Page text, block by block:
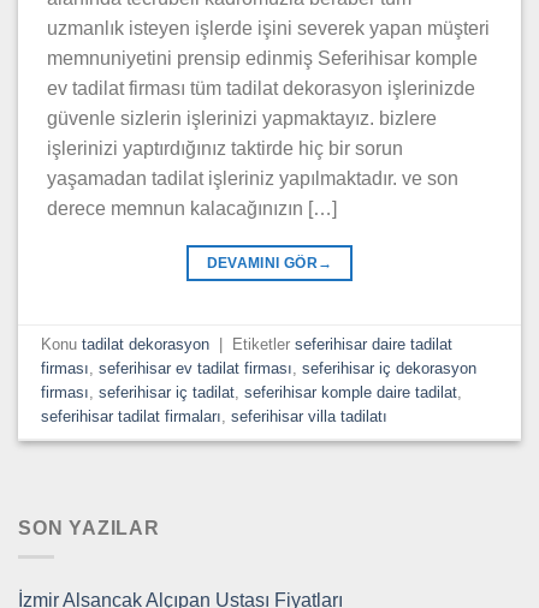
uzmanlık isteyen işlerde işini severek yapan müşteri
memnuniyetini prensip edinmiş Seferihisar komple
ev tadilat firması tüm tadilat dekorasyon işlerinizde
güvenle sizlerin işlerinizi yapmaktayız. bizlere
işlerinizi yaptırdığınız taktirde hiç bir sorun
yaşamadan tadilat işleriniz yapılmaktadır. ve son
derece memnun kalacağınızın […]
DEVAMINI GÖR →
Konutadilat dekorasyon Etiketlerseferihisar daire tadilat
firması ,seferihisar ev tadilat firması ,seferihisar iç dekorasyon
firması ,seferihisar iç tadilat ,seferihisar komple daire tadilat
seferihisar tadilat firmaları ,seferihisar villa tadilatı
SON YAZILAR
İzmir Alsancak Alçıpan Ustası Fiyatları